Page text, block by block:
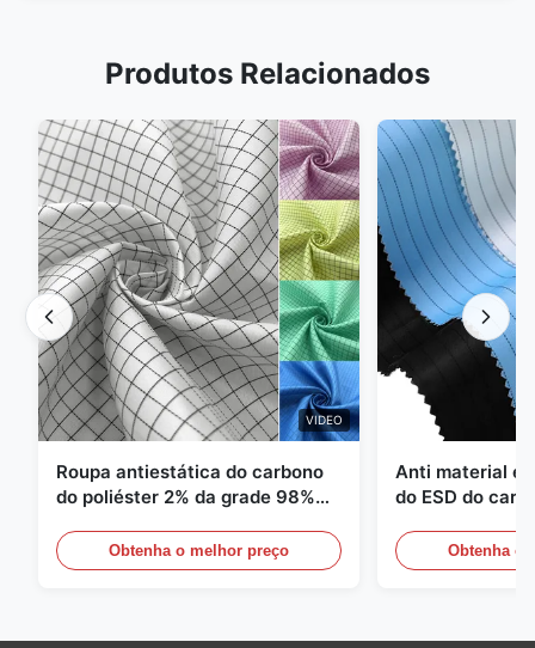
Produtos Relacionados
VIDEO
Roupa antiestática do carbono
do poliéster 2% da grade 98%
Obtenha o melhor preço
Anti material
do ESD do
Obtenha o